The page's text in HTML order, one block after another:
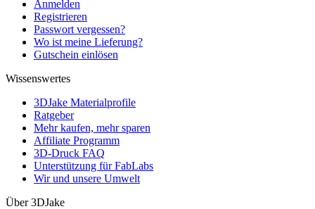
Anmelden
Registrieren
Passwort vergessen?
Wo ist meine Lieferung?
Gutschein einlösen
Wissenswertes
3DJake Materialprofile
Ratgeber
Mehr kaufen, mehr sparen
Affiliate Programm
3D-Druck FAQ
Unterstützung für FabLabs
Wir und unsere Umwelt
Über 3DJake